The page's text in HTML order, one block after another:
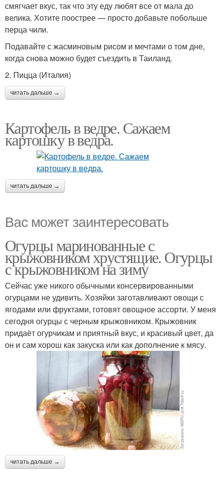
смягчает вкус, так что эту еду любят все от мала до
велика. Хотите поострее — просто добавьте побольше
перца чили.
Подавайте с жасминовым рисом и мечтами о том дне,
когда снова можно будет съездить в Таиланд.
2. Пицца (Италия)
читать дальше →
Картофель в ведре. Сажаем
картошку в ведра.
читать дальше →
Вас может заинтересовать
Огурцы маринованные с
крыжовником хрустящие. Огурцы
с крыжовником на зиму
Сейчас уже никого обычными консервированными
огурцами не удивить. Хозяйки заготавливают овощи с
ягодами или фруктами, готовят овощное ассорти. У меня
сегодня огурцы с черным крыжовником. Крыжовник
придаёт огурчикам и приятный вкус, и красивый цвет, да
он и сам хорош как закуска или как дополнение к мясу.
читать дальше →